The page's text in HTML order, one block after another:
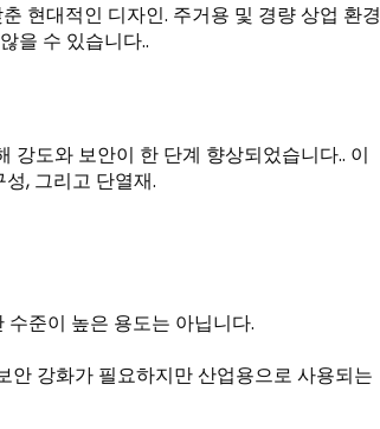
현대적인 디자인. 주거용 및 경량 상업 환경
을 수 있습니다..
도와 보안이 한 단계 향상되었습니다.. 이
, 그리고 단열재.
준이 높은 용도는 아닙니다.
안 강화가 필요하지만 산업용으로 사용되는